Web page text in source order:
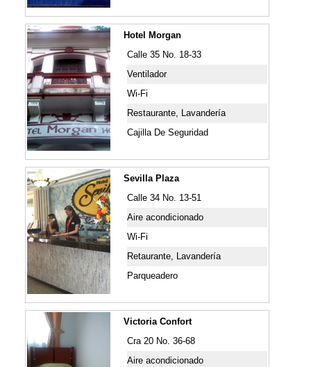
Hotel Morgan
Calle 35 No. 18-33
Ventilador
Wi-Fi
Restaurante, Lavandería
Cajilla De Seguridad
Sevilla Plaza
Calle 34 No. 13-51
Aire acondicionado
Wi-Fi
Retaurante, Lavandería
Parqueadero
Victoria Confort
Cra 20 No. 36-68
Aire acondicionado